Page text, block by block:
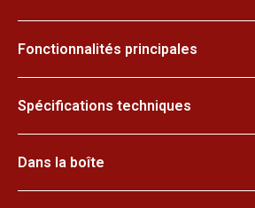
Fonctionnalités principales
Spécifications techniques
Dans la boîte